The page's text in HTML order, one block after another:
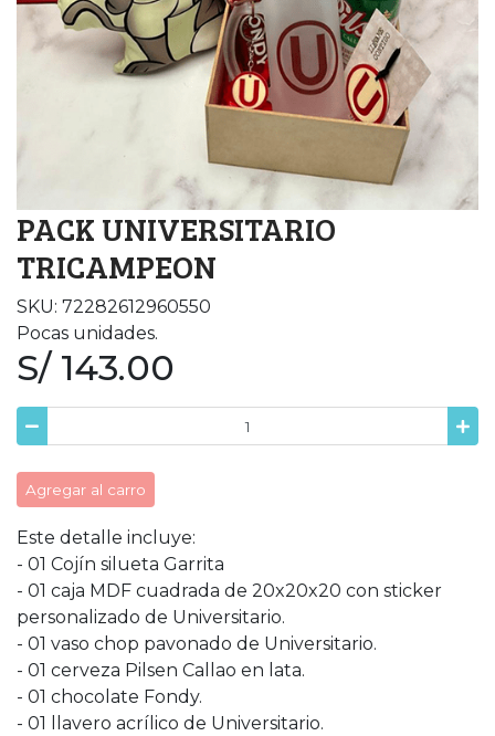
PACK UNIVERSITARIO
TRICAMPEON
SKU: 72282612960550
Pocas unidades.
S/ 143.00
Agregar al carro
Este detalle incluye:
- 01 Cojín silueta Garrita
- 01 caja MDF cuadrada de 20x20x20 con sticker
personalizado de Universitario.
- 01 vaso chop pavonado de Universitario.
- 01 cerveza Pilsen Callao en lata.
- 01 chocolate Fondy.
- 01 llavero acrílico de Universitario.